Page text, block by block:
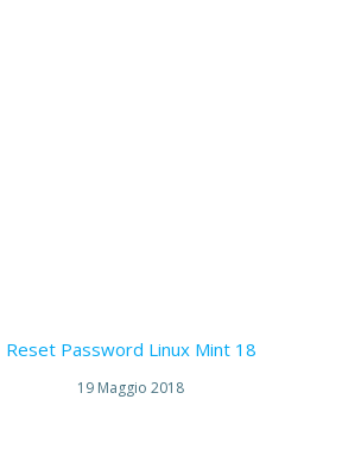
Reset Password Linux Mint 18
19 Maggio 2018